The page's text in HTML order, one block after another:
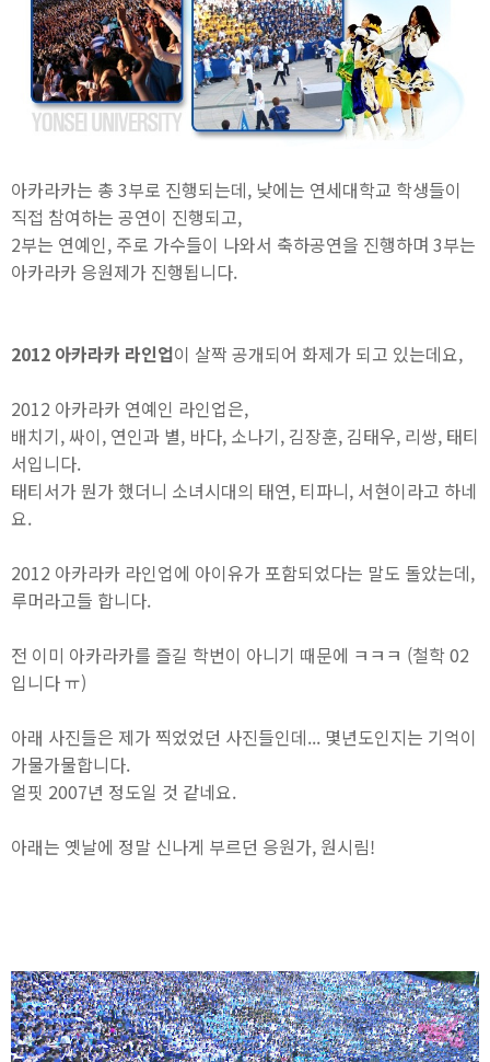
아카라카는 총 3부로 진행되는데, 낮에는 연세대학교 학생들이
직접 참여하는 공연이 진행되고,
2부는 연예인, 주로 가수들이 나와서 축하공연을 진행하며 3부는
아카라카 응원제가 진행됩니다.
2012 아카라카 라인업이 살짝 공개되어 화제가 되고 있는데요,
2012 아카라카 연예인 라인업은,
배치기, 싸이, 연인과 별, 바다, 소나기, 김장훈, 김태우, 리쌍, 태티
서입니다.
태티서가 뭔가 했더니 소녀시대의 태연, 티파니, 서현이라고 하네
요.
2012 아카라카 라인업에 아이유가 포함되었다는 말도 돌았는데,
루머라고들 합니다.
전 이미 아카라카를 즐길 학번이 아니기 때문에 ㅋㅋㅋ (철학 02
입니다 ㅠ)
아래 사진들은 제가 찍었었던 사진들인데... 몇년도인지는 기억이
가물가물합니다.
얼핏 2007년 정도일 것 같네요.
아래는 옛날에 정말 신나게 부르던 응원가, 원시림!